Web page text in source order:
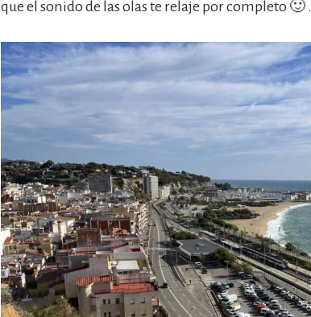
que el sonido de las olas te relaje por completo 🙂 .